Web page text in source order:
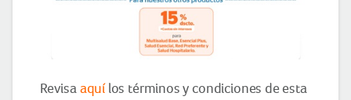
Revisa aquílos términos y condiciones de esta